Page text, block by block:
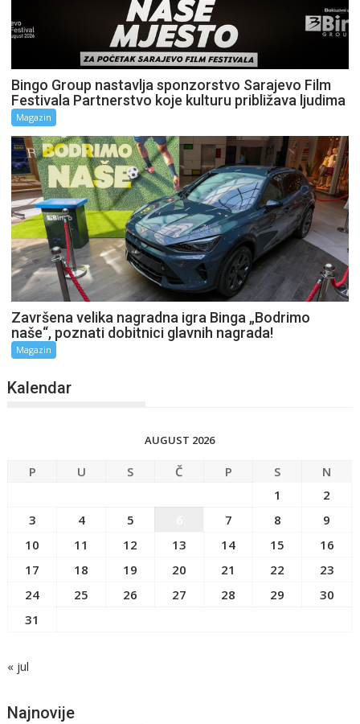
Bingo Group nastavlja sponzorstvo Sarajevo Film
Festivala Partnerstvo koje kulturu približava ljudima
Magazin
Završena velika nagradna igra Binga „Bodrimo
naše“, poznati dobitnici glavnih nagrada!
Magazin
Kalendar
AUGUST 2026
P U S Č P S
N
1
2
3
4 5 7 8
9
10
11 12 13 14 15
16
17
18 19 20 21 22
23
24
25 26 27 28 29
30
31
« jul
Najnovije